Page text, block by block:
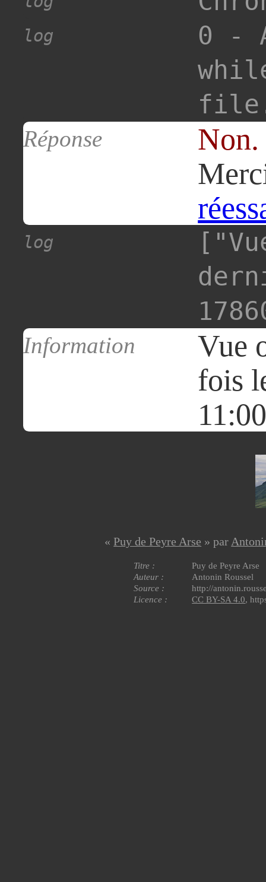
log
0 -
Réponse
Non.
log
Information
Vue
fois
« Puy de Peyre Arse » par
Titre
Puy de Peyre Arse
Auteur
Antonin Roussel
Source
http://
Licence
CC BY-SA 4.0,